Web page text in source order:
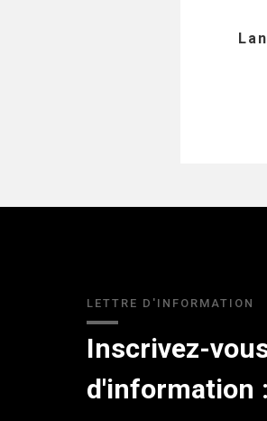
LETTRE D'INFORMATION
Inscrivez-
d'information :